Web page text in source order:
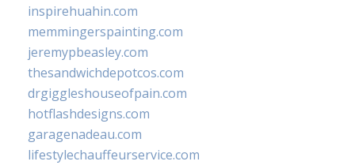
inspirehuahin.com
memmingerspainting.com
jeremypbeasley.com
thesandwichdepotcos.com
drgiggleshouseofpain.com
hotflashdesigns.com
garagenadeau.com
lifestylechauffeurservice.com